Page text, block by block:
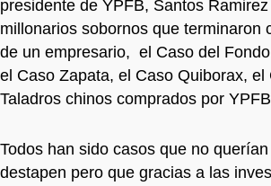
presidente de YPFB, Santos Ramirez
millonarios sobornos que terminaron
de un empresario, el Caso del
el Caso Zapata, el Caso Quiborax, el
Taladros chinos comprados por
Todos han sido casos que no
destapen pero que gracias a las